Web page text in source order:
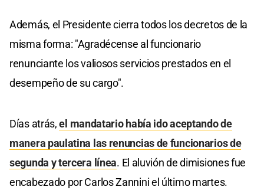
Además, el Presidente cierra todos los decretos de la
misma forma: "Agradécense al funcionario
renunciante los valiosos servicios prestados en el
desempeño de su cargo".
Días atrás,el mandatario había ido aceptando de
manera paulatina las renuncias de funcionarios de
segunda y tercera línea. El aluvión de dimisiones fue
encabezado por Carlos Zannini el último martes.